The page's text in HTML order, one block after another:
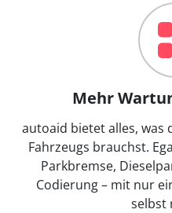
Mehr
autoaid bietet alles, was
Fahrzeugs brauchst.
Parkbremse,
Codierung – mit nur
selbst